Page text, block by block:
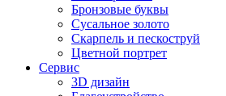
Бронзовые буквы
Сусальное золото
Скарпель и пескоструй
Цветной портрет
Сервис
3D дизайн